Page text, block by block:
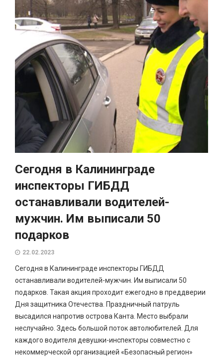
Сегодня в Калининграде
инспекторы ГИБДД
останавливали водителей-
мужчин. Им выписали 50
подарков
22.02.2023
Сегодня в Калининграде инспекторы ГИБДД
останавливали водителей-мужчин. Им выписали 50
подарков. Такая акция проходит ежегодно в преддверии
Дня защитника Отечества. Праздничный патруль
высадился напротив острова Канта. Место выбрали
неслучайно. Здесь большой поток автолюбителей. Для
каждого водителя девушки-инспекторы совместно с
некоммерческой организацией «Безопасный регион»